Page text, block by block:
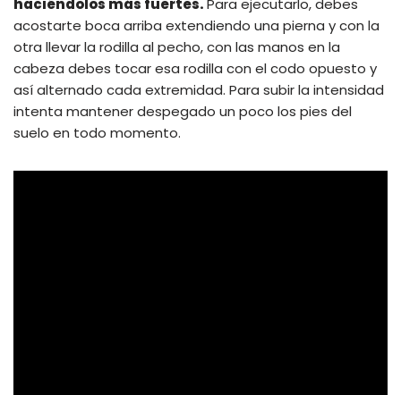
haciéndolos más fuertes. Para ejecutarlo, debes
acostarte boca arriba extendiendo una pierna y con la
otra llevar la rodilla al pecho, con las manos en la
cabeza debes tocar esa rodilla con el codo opuesto y
así alternado cada extremidad. Para subir la intensidad
intenta mantener despegado un poco los pies del
suelo en todo momento.